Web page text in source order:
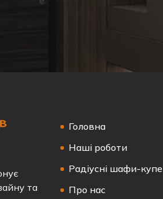
та
Головна
Наші роботи
Радіусні шафи-купе
Про нас